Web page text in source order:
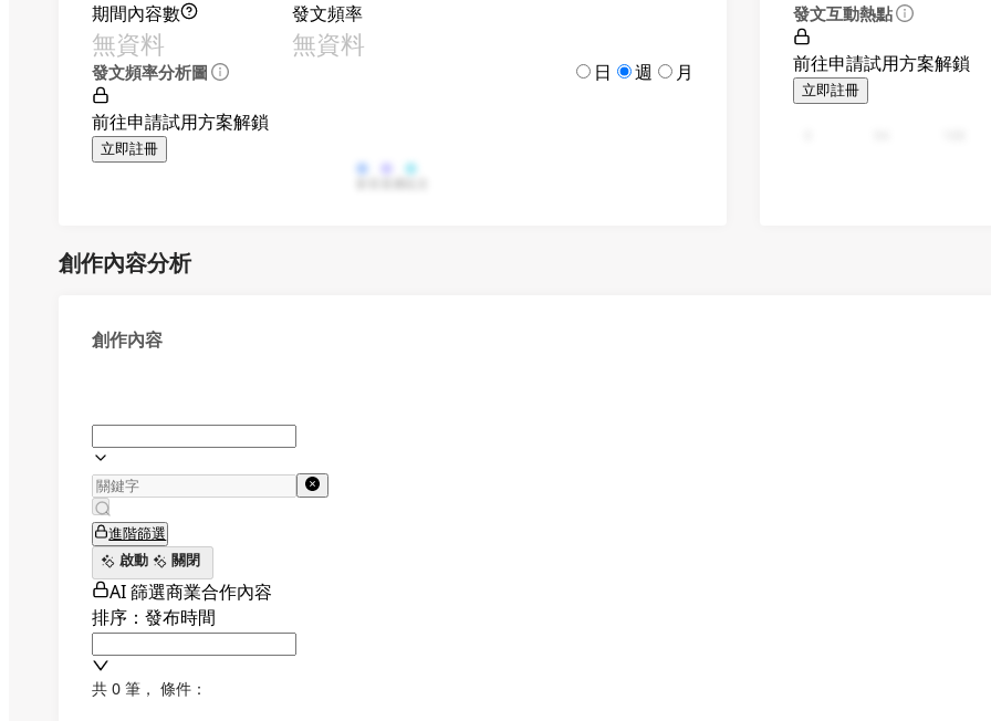
期間內容數
無資料
發文頻率
無資料
發文頻率分析圖 日 週 月
前往申請試用方案解鎖
立即註冊
發文互動熱點
前往申請試用方案解鎖
立即註冊
創作內容分析
創作內容
進階篩選
啟動
關閉
AI 篩選商業合作內容
排序：發布時間
共 0 筆 ， 條件：